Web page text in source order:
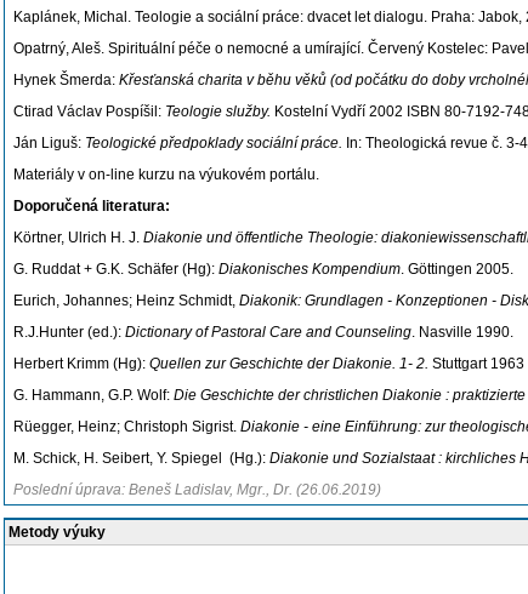
Kaplánek, Michal. Teologie a sociální práce: dvacet let dialogu. Praha: Jabok,
Opatrný, Aleš. Spirituální péče o nemocné a umírající. Červený Kostelec:
Hynek Šmerda: Křesťanská charita v běhu věků (od počátku do doby
Ctirad Václav Pospíšil: Teologie služby. Kostelní Vydří 2002 ISBN 80-7192-
Ján Liguš: Teologické předpoklady sociální práce. In: Theologická revue č. 3-
Materiály v on-line kurzu na výukovém portálu.
Doporučená literatura:
Körtner, Ulrich H. J. Diakonie und öffentliche Theologie:
G. Ruddat + G.K. Schäfer (Hg): Diakonisches Kompendium. Göttingen 2005.
Eurich, Johannes; Heinz Schmidt, Diakonik: Grundlagen - Konzeptionen -
R.J.Hunter (ed.): Dictionary of Pastoral Care and Counseling. Nasville 1990.
Herbert Krimm (Hg): Quellen zur Geschichte der Diakonie. 1- 2. Stuttgart 1963
G. Hammann, G.P. Wolf: Die Geschichte der christlichen Diakonie :
Rüegger, Heinz; Christoph Sigrist. Diakonie - eine Einführung: zur
M. Schick, H. Seibert, Y. Spiegel (Hg.): Diakonie und Sozialstaat : kirchliches
Poslední úprava: Beneš Ladislav, Mgr., Dr. (26.06.2019)
Metody výuky